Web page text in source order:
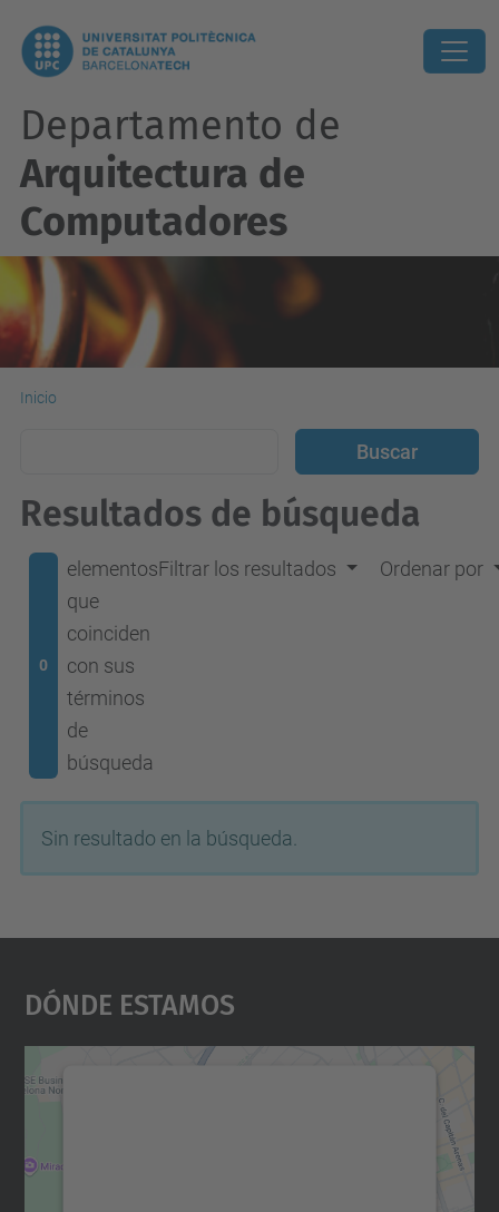
Departamento de
Arquitectura de
Computadores
Inicio
Resultados de búsqueda
0
elementos
que
coinciden
con sus
términos
de
búsqueda
Filtrar los resultados Ordenar por
Sin resultado en la búsqueda.
Dónde Estamos